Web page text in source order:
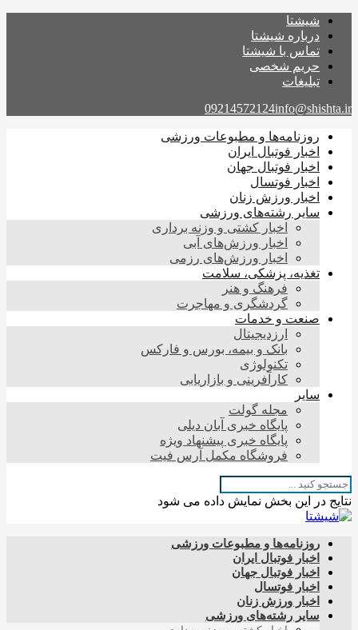
شیشتا
درباره شیشتا
تماس با شیشتا
حریم شخصی
تبلیغات
09214572124info@shishta.ir
روزنامه‌ها و مطبوعات ورزشی
اخبار فوتبال ایران
اخبار فوتبال جهان
اخبار فوتسال
اخبار ورزش زنان
سایر رشته‌های ورزشی
اخبار کشتی و وزنه برداری
اخبار ورزش‌های آبی
اخبار ورزش‌های رزمی
تغذیه، پزشکی، سلامت
فرهنگ و هنر
گردشگری و مهاجرت
صنعت و خدمات
ارزدیجیتال
بانک و بیمه، بورس و فارکس
تکنولوژی
کارآفرینی و بازاریابی
سایر
مجله گولت
پایگاه خبری آبان دیلی
پایگاه خبری پیشنهاد ویژه
فروشگاه مکمل آرس فیت
نتایج در این بخش نمایش داده می شود
روزنامه‌ها و مطبوعات ورزشی
اخبار فوتبال ایران
اخبار فوتبال جهان
اخبار فوتسال
اخبار ورزش زنان
سایر رشته‌های ورزشی